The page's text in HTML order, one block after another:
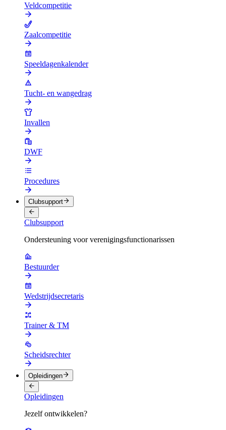
Veldcompetitie
Zaalcompetitie
Speeldagenkalender
Tucht- en wangedrag
Invallen
DWF
Procedures
Clubsupport
Clubsupport
Ondersteuning voor verenigingsfunctionarissen
Bestuurder
Wedstrijdsecretaris
Trainer & TM
Scheidsrechter
Opleidingen
Opleidingen
Jezelf ontwikkelen?